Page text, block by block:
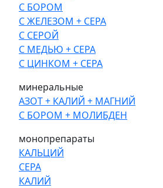
С БОРОМ
С ЖЕЛЕЗОМ + СЕРА
С СЕРОЙ
С МЕДЬЮ + СЕРА
С ЦИНКОМ + СЕРА
минеральные
АЗОТ + КАЛИЙ + МАГНИЙ
С БОРОМ + МОЛИБДЕН
монопрепараты
КАЛЬЦИЙ
СЕРА
КАЛИЙ